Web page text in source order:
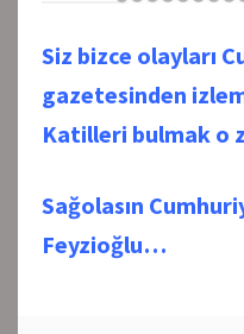
Siz bizce olayları
gazetesinden
Katilleri bulmak o
Sağolasın
Feyzioğlu…